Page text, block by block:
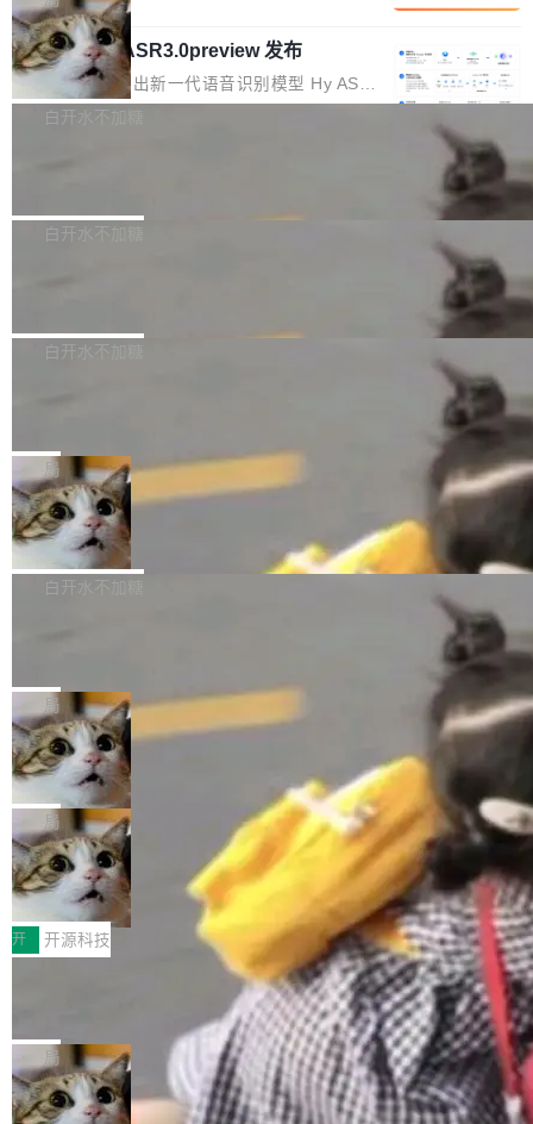
内涵与结构关联，导致开发者使用代码智能体在
理解大规模代码仓时面临显著"代码仓理解"瓶
颈。 代码仓深度理解服务（以下简称" CodeBas
e深度理解服务"）是华为云码道（CodeA...
移到B集群，王某都回复了"收到"。 他没有迁移
数据。2024年9月3日下午4点，他使用此前登录
的账号密码进入A集群，输入了一条被程序员圈
称为"删库跑路"的命令——最高管理员权限、无
自研的多个文生3D和...
的 Kimi K 系列和智谱的 GLM 都是长上下文、M
oE 架构的大模型，好用到让人上瘾，但 GPU 显
存永远不够用。 Cloudflare 的 Workers AI 团队
一直在跑这些模型的推理。他们在官方博客上发
整性保护。效果是：吞吐量提升 41%，每 token
腾讯混元 Hy ASR3.0preview 发布
腾讯混元正式推出新一代语音识别模型 Hy ASR
3.0preview。基于最新一代大语言模型 Hy3 的
让语音识别不再只是听清，而是真正听懂。通过
w 不要求标准普通话，方言识别覆盖粤语、吴语
白开水不加糖
新和少量网页兼容性修复版本。 Changes/fixe
容提供的字体时出现的几个问题 为避免音频加
质的最低采样率）的音频格式将被拒绝 修复了 C
SS 圆角虚线样式中可能存在的问题 如果表单中
的图像元素不在同一个子树中，则它们将不再关
联 加...
白开水不加糖
发布的 Release Notes，他利用 AI 工具（如 Co
最强的若干项。对于尚未正式发版的 PG 19，则
通过拉取过去一年内（从 PG 18 Beta1 时间点
至今）的所有 commit，同样交由 AI 分析提炼。
经过人工复核，准确度令人满意。这一方法也为
社区爱好者提供了高效跟踪新版本的思路。
白开水不加糖
维护工作一直与我的日常工作、家务、社交生活
和休闲娱乐竞争时间。" 这是 libexpat 维护者 S
ebastian Pipping 写在博客里的话。8 月 4 日，
他宣布了一个新消息：从 2026 年 8 月 1 日起，
他可以全职维护 libexpat 了，最长 6 个月。发
库之一。你的操作系统、浏览器、无数的基础设
施软件，很可能都在用它。而过去十年，维护它
的人一直在用业余...
局
Firefox 153.0.3 发布
Firefox 153.0.3 现已发布，具体更新内容如
下： New Smart Window 包含多项增强功能：
gi?id=2019042">Bug&nbsp;2019042</a>）</l
i> <li>现在，助手可以直接使用 Exa 的网络搜索
结果回答问题，而无需将问题转交给搜索引擎。
（<a href="https://bugzilla.mozilla.org/show_
bug.cgi?id=204...
白开水不加糖
的 npm 包。项目的核心论点是：容器不适合 Ag
ent 计算。真正适合的，是 Isolate。 Cloudflare
工程师在这件事上没什么可谦虚的——他们用 W
orkers 跑了十年 Isolate。用 CEO Matthew Pri
nce 的话说：「我们一生都在用 Isolate 运行代
码，而 AI Agent 不需要容器，它们需要的是 Iso
late。」 容器为什么不合适 容器的问题在于启动
和销毁都太重了。一个 Agent 要执行的任务可能
只需要几毫秒的 CPU 时间，但容器从冷启动到
就绪要花数秒。如果未来有十...
局
OpenAI 公开邮件和聊天记录回应苹果
诉讼，称“Apple is getting this wron
g”
上个月，苹果一纸诉状把 OpenAI 告上法庭，指
控其挖角苹果前员工并窃取商业秘密。苹果的诉
状把 OpenAI 描述成一个系统性地从前东家挖
人、套取机密信息的对手。 OpenAI 没发律师
函，也没选择庭外沉默。它在官网贴了一篇博
文，标题只有六个字：Apple is getting this wro
ng。 然后，它把邮件往来和 iMessage 聊天记
录全贴了出来。 他发错人了 苹果外部律师 Gabr
iel Gross 来自 Weil 律所，2 月 23 日下午 5:53
给 OpenAI 总法律顾问 Che Chang 发了封邮
件，附了一封长信，要求 OpenAI 配合调查前苹
果员工带走机密信...
局
HUAWEI MatePad Edge上架WorkBu
ddy鸿蒙PC版，说话就能干活的AI办公
搭子
全能AI工作台WorkBuddy鸿蒙PC版上架HUAWE
I MatePad Edge应用市场，直接下载即可使
用，与鸿蒙电脑上的体验一致。值得一提的是，
这是目前市面上唯一支持平板接入WorkBuddy P
C版的产品，搭载“人机双写”重磅功能——你写
你的，AI写AI的，同屏协作互不干扰。一句话让
AI帮你干活，现在开启全新体验！ 温馨提示：
体验WorkBuddy鸿蒙PC版前，请将 HUAWEI M
开 开源科技
FFmpeg 9.0 发布：代号“Lei”，以此纪
全球知名开源多媒体框架 FFmpeg 今天正式发
布了 9.0 版本。这个版本除了带来新一代音视频
处理能力和硬件加速支持之外，还有一个特殊之
处：FFmpeg 9.0 的代号是“Lei”。 这个名字，
局
亚马逊成本失控：AI 写代码烧掉 1215